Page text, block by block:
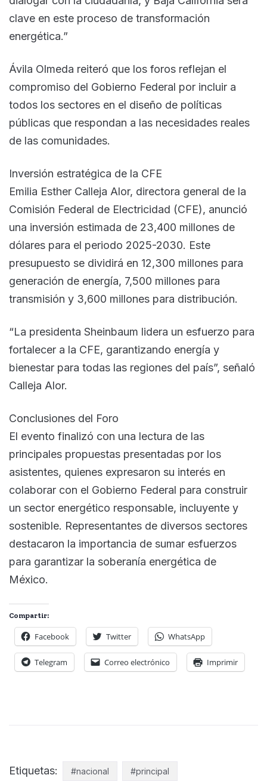
clave en este proceso de transformación
energética.”
Ávila Olmeda reiteró que los foros reflejan el
compromiso del Gobierno Federal por incluir a
todos los sectores en el diseño de políticas
públicas que respondan a las necesidades reales
de las comunidades.
Inversión estratégica de la CFE
Emilia Esther Calleja Alor, directora general de la
Comisión Federal de Electricidad (CFE), anunció
una inversión estimada de 23,400 millones de
dólares para el periodo 2025-2030. Este
presupuesto se dividirá en 12,300 millones para
generación de energía, 7,500 millones para
transmisión y 3,600 millones para distribución.
“La presidenta Sheinbaum lidera un esfuerzo para
fortalecer a la CFE, garantizando energía y
bienestar para todas las regiones del país”, señaló
Calleja Alor.
Conclusiones del Foro
El evento finalizó con una lectura de las
principales propuestas presentadas por los
asistentes, quienes expresaron su interés en
colaborar con el Gobierno Federal para construir
un sector energético responsable, incluyente y
sostenible. Representantes de diversos sectores
destacaron la importancia de sumar esfuerzos
para garantizar la soberanía energética de
México.
Compartir:
Facebook Twitter WhatsApp
Telegram Correo electrónico Imprimir
Etiquetas: #nacional #principal